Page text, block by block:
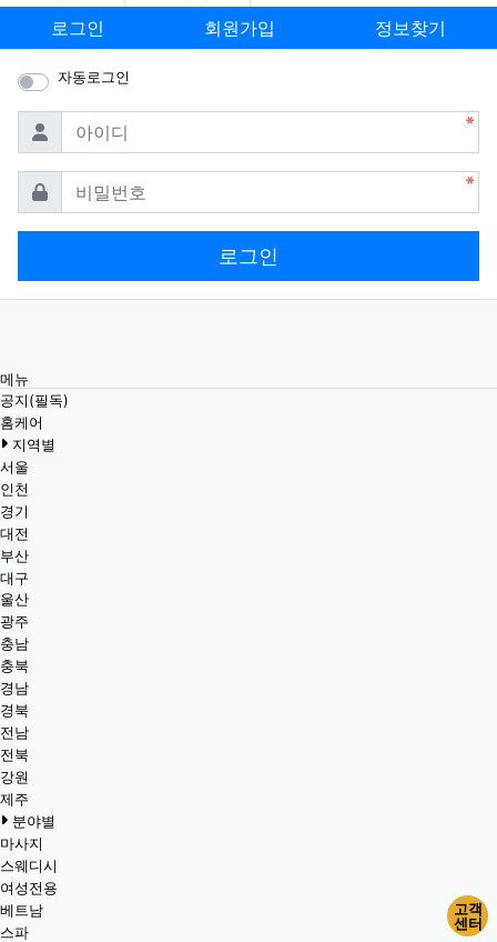
로그인 회원가입 정보찾기
자동로그인
아이디
비밀번호
로그인
메뉴
공지(필독)
홈케어
지역별
서울
인천
경기
대전
부산
대구
울산
광주
충남
충북
경남
경북
전남
전북
강원
제주
분야별
마사지
스웨디시
여성전용
베트남
스파
고객
센터